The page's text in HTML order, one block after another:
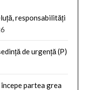
responsabilități
de urgență (P)
partea grea